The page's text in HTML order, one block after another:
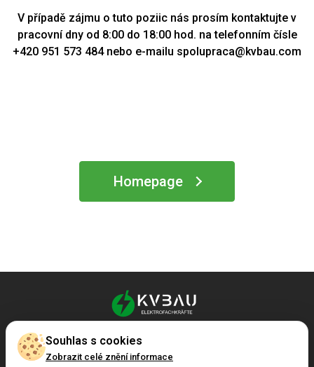
V případě zájmu o tuto poziic nás prosím kontaktujte v
pracovní dny od 8:00 do 18:00 hod. na telefonním čísle
+420 951 573 484 nebo e-mailu spolupraca@kvbau.com
Homepage
+421 951 573 484
spolupraca@kvbau.com
Souhlas s cookies
Zobrazit celé znění informace